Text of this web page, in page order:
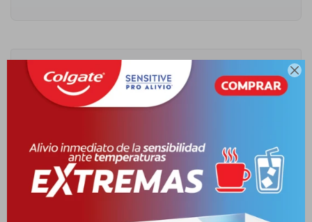

Descripción
acción del coenzima Q10 con poderosos antioxidantes. Su
fórmula ligera y de rápida absorción está diseñada para combatir
los signos de la edad en la delicada zona ocular, ofreciendo
firmeza y frescura. Reduce visiblemente las arrugas y líneas finas
alrededor de los ojos, mejora la elasticidad y aporta un efecto